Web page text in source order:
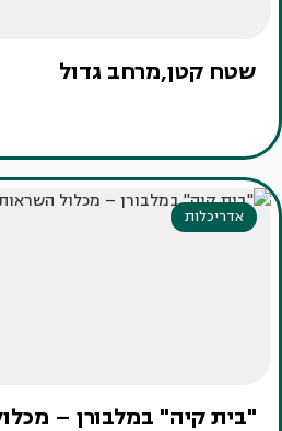
שטח קטן,מרחב גדול
אדריכלות
"בית קיה" במלבורן –